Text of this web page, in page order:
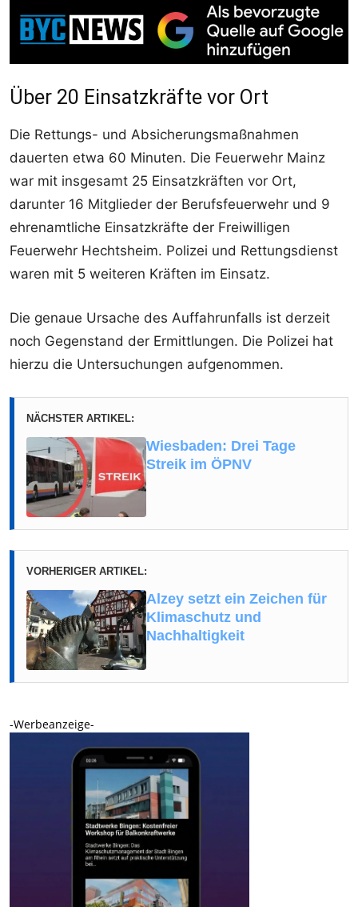
Über 20 Einsatzkräfte vor Ort
Die Rettungs- und Absicherungsmaßnahmen
dauerten etwa 60 Minuten. Die Feuerwehr Mainz
war mit insgesamt 25 Einsatzkräften vor Ort,
darunter 16 Mitglieder der Berufsfeuerwehr und 9
ehrenamtliche Einsatzkräfte der Freiwilligen
Feuerwehr Hechtsheim. Polizei und Rettungsdienst
waren mit 5 weiteren Kräften im Einsatz.
Die genaue Ursache des Auffahrunfalls ist derzeit
noch Gegenstand der Ermittlungen. Die Polizei hat
hierzu die Untersuchungen aufgenommen.
NÄCHSTER ARTIKEL:
Wiesbaden: Drei Tage
Streik im ÖPNV
VORHERIGER ARTIKEL:
Alzey setzt ein Zeichen für
Klimaschutz und
Nachhaltigkeit
-Werbeanzeige-